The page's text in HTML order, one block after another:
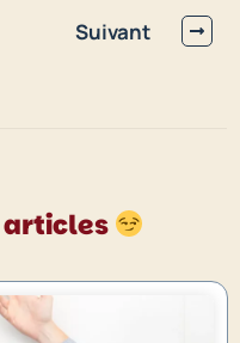
Suivant
articles